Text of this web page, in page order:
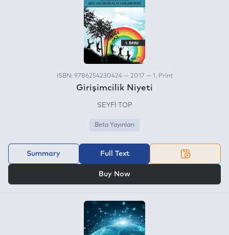
ISBN: 9786254230424 — 2017 — 1. Print
Girişimcilik Niyeti
SEYFİ TOP
Beta Yayınları
Summary Full Text
Buy Now